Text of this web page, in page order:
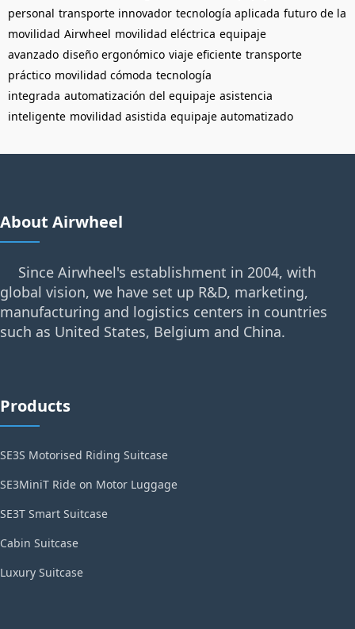
personal transporte innovador tecnología aplicada futuro de la
movilidad Airwheel movilidad eléctrica equipaje
avanzado diseño ergonómico viaje eficiente transporte
práctico movilidad cómoda tecnología
integrada automatización del equipaje asistencia
inteligente movilidad asistida equipaje automatizado
About Airwheel
Since Airwheel's establishment in 2004, with
global vision, we have set up R&D, marketing,
manufacturing and logistics centers in countries
such as United States, Belgium and China.
Products
SE3S Motorised Riding Suitcase
SE3MiniT Ride on Motor Luggage
SE3T Smart Suitcase
Cabin Suitcase
Luxury Suitcase